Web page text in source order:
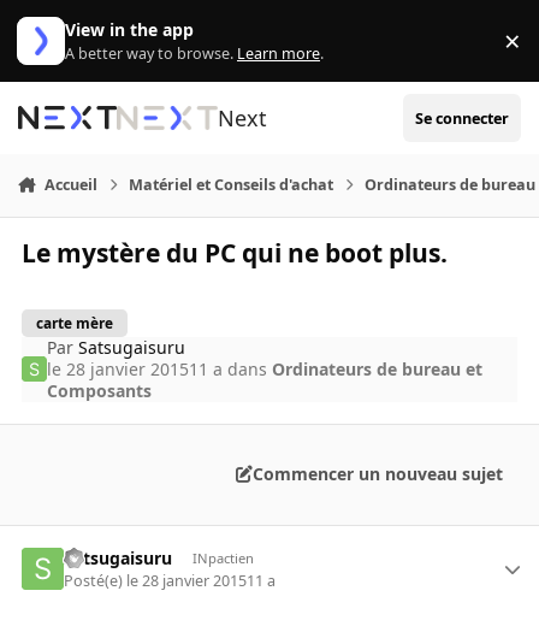
Aller au contenu
View in the app
A better way to browse. Learn more. ×
Next Se connecter
Accueil Matériel et Conseils d'achat Ordinateurs de bureau
Le mystère du PC qui ne boot plus.
carte mère
ParSatsugaisuru
le 28 janvier 201511 a dans Ordinateurs de bureau et
Composants
Commencer un nouveau sujet
Satsugaisuru INpactien
Posté(e) le 28 janvier 201511 a